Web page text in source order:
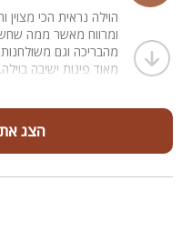
הוילה נראית הכי
ומרווח מאשר ממה
מהבריכה וגם
מאוד פינות ישיבה
הצג